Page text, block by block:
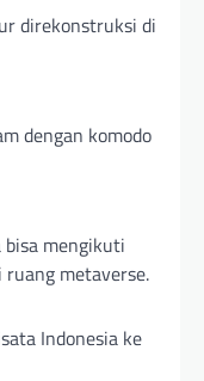
direkonstruksi di
dengan komodo
bisa mengikuti
metaverse.
Indonesia ke